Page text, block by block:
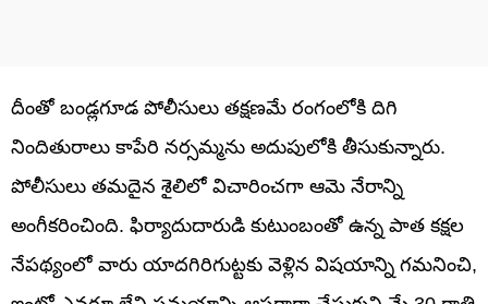
దీంతో బండ్లగూడ పోలీసులు తక్షణమే రంగంలోకి దిగి
నిందితురాలు కాపేరి నర్సమ్మను అదుపులోకి తీసుకున్నారు.
పోలీసులు తమదైన శైలిలో విచారించగా ఆమె నేరాన్ని
అంగీకరించింది. ఫిర్యాదుదారుడి కుటుంబంతో ఉన్న పాత కక్షల
నేపథ్యంలో వారు యాదగిరిగుట్టకు వెళ్లిన విషయాన్ని గమనించి,